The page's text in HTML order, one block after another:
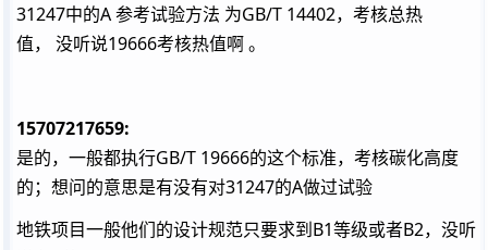
31247中的A 参考试验方法 为GB/T 14402，考核总热
值， 没听说19666考核热值啊 。
15707217659:
是的，一般都执行GB/T 19666的这个标准，考核碳化高度
的；想问的意思是有没有对31247的A做过试验
地铁项目一般他们的设计规范只要求到B1等级或者B2，没听